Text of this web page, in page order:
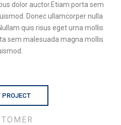
dolor auctor.Etiam porta sem
Donec ullamcorper nulla
quis risus eget urna mollis
sem malesuada magna mollis
PROJECT